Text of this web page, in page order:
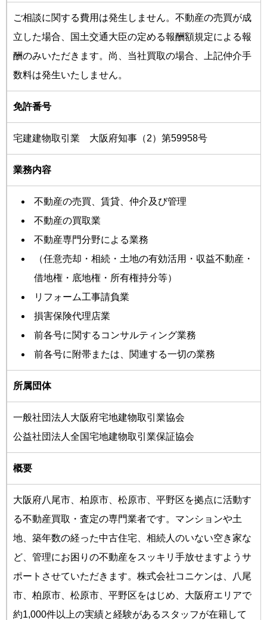
ご相談に関する費用は発生しません。不動産の売買が成
立した場合、国土交通大臣の定める報酬額規定による報
酬のみいただきます。尚、当社買取の場合、上記仲介手
数料は発生いたしません。
免許番号
宅建建物取引業 大阪府知事（2）第59958号
業務内容
不動産の売買、賃貸、仲介及び管理
不動産の買取業
不動産専門分野による業務
（任意売却・相続・土地の有効活用・収益不動産・
借地権・底地権・所有権持分等）
リフォーム工事請負業
損害保険代理店業
前各号に関するコンサルティング業務
前各号に附帯または、関連する一切の業務
所属団体
一般社団法人大阪府宅地建物取引業協会
公益社団法人全国宅地建物取引業保証協会
概要
大阪府八尾市、柏原市、松原市、平野区を拠点に活動す
る不動産買取・査定の専門業者です。マンションや土
地、築年数の経った中古住宅、相続人のいない空き家な
ど、管理にお困りの不動産をスッキリ手放せますようサ
ポートさせていただきます。株式会社コニケンは、八尾
市、柏原市、松原市、平野区をはじめ、大阪府エリアで
約1,000件以上の実績と経験があるスタッフが在籍して